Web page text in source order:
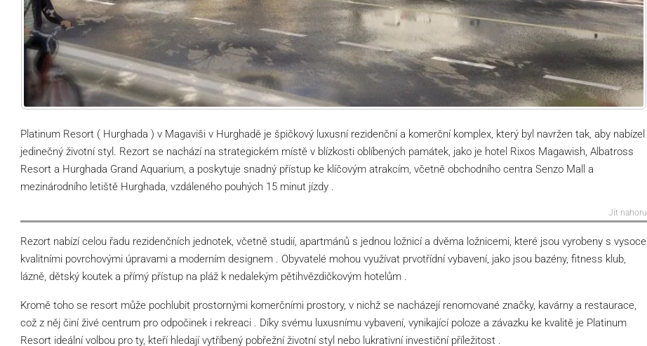
Platinum Resort ( Hurghada ) v Magaviši v Hurghadě je špičkový luxusní rezidenční a komerční komplex, který byl navržen tak, aby nabízel
jedinečný životní styl. Rezort se nachází na strategickém místě v blízkosti oblíbených památek, jako je hotel Rixos Magawish, Albatross
Resort a Hurghada Grand Aquarium, a poskytuje snadný přístup ke klíčovým atrakcím, včetně obchodního centra Senzo Mall a
mezinárodního letiště Hurghada, vzdáleného pouhých 15 minut jízdy .
Jít nahoru
Rezort nabízí celou řadu rezidenčních jednotek, včetně studií, apartmánů s jednou ložnicí a dvěma ložnicemi, které jsou vyrobeny s vysoce
kvalitními povrchovými úpravami a moderním designem . Obyvatelé mohou využívat prvotřídní vybavení, jako jsou bazény, fitness klub,
lázně, dětský koutek a přímý přístup na pláž k nedalekým pětihvězdičkovým hotelům .
Kromě toho se resort může pochlubit prostornými komerčními prostory, v nichž se nacházejí renomované značky, kavárny a restaurace,
což z něj činí živé centrum pro odpočinek i rekreaci . Díky svému luxusnímu vybavení, vynikající poloze a závazku ke kvalitě je Platinum
Resort ideální volbou pro ty, kteří hledají vytříbený pobřežní životní styl nebo lukrativní investiční příležitost .